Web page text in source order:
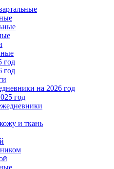
год
год
на 2026 год
год
и ткань